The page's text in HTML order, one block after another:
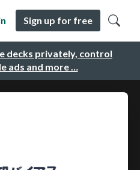
decks privately, control
ads and more …
Sign up for free